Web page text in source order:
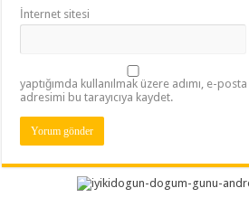
İnternet sitesi
yaptığımda kullanılmak üzere adımı, e-
adresimi bu tarayıcıya kaydet.